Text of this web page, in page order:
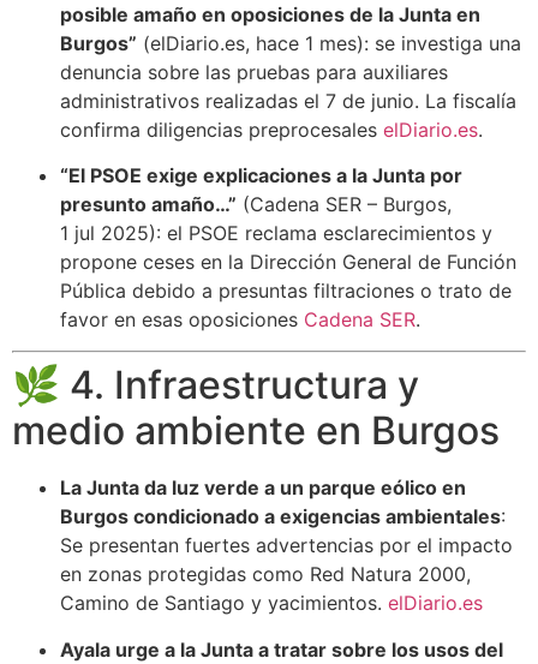
posible amaño en oposiciones de la Junta en
Burgos” (elDiario.es, hace 1 mes): se investiga una
denuncia sobre las pruebas para auxiliares
administrativos realizadas el 7 de junio. La fiscalía
confirma diligencias preprocesales elDiario.es.
“El PSOE exige explicaciones a la Junta por
presunto amaño…” (Cadena SER – Burgos,
1 jul 2025): el PSOE reclama esclarecimientos y
propone ceses en la Dirección General de Función
Pública debido a presuntas filtraciones o trato de
favor en esas oposiciones Cadena SER.
🌿 4. Infraestructura y
medio ambiente en Burgos
La Junta da luz verde a un parque eólico en
Burgos condicionado a exigencias ambientales:
Se presentan fuertes advertencias por el impacto
en zonas protegidas como Red Natura 2000,
Camino de Santiago y yacimientos. elDiario.es
Ayala urge a la Junta a tratar sobre los usos del